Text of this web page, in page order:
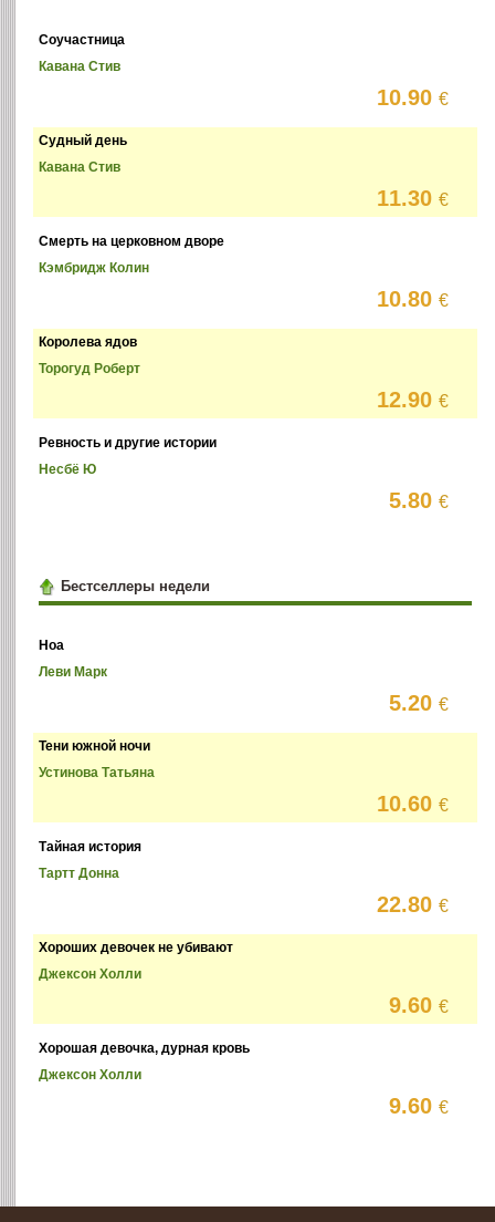
Соучастница
Кавана Стив
10.90€
Судный день
Кавана Стив
11.30€
Смерть на церковном дворе
Кэмбридж Колин
10.80€
Королева ядов
Торогуд Роберт
12.90€
Ревность и другие истории
Несбё Ю
5.80€
Бестселлеры недели
Ноа
Леви Марк
5.20€
Тени южной ночи
Устинова Татьяна
10.60€
Тайная история
Тартт Донна
22.80€
Хороших девочек не убивают
Джексон Холли
9.60€
Хорошая девочка, дурная кровь
Джексон Холли
9.60€